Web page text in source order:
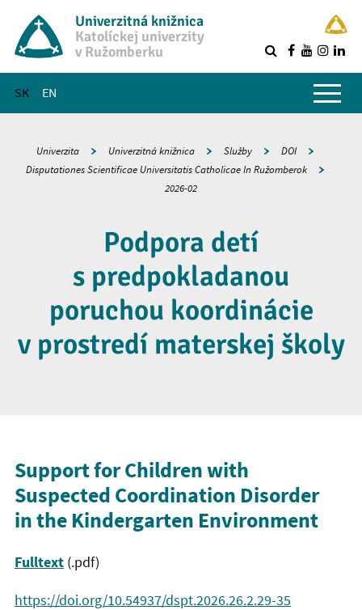
Univerzitná knižnica
Katolíckej univerzity
v Ružomberku
SK EN
Hlavné menu
Univerzita Univerzitná knižnica Služby
DOI
Disputationes Scientificae Universitatis Catholicae In Ružomberok
2026-02
Podpora detí
s predpokladanou
poruchou koordinácie
v prostredí materskej školy
Support for Children with
Suspected Coordination Disorder
inthe Kindergarten Environment
Fulltext (.pdf)
https://doi.org/10.54937/dspt.2026.26.2.29-35